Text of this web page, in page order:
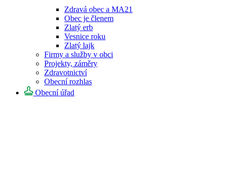
Zdravá obec a MA21
Obec je členem
Zlatý erb
Vesnice roku
Zlatý lajk
Firmy a služby v obci
Projekty, záměry
Zdravotnictví
Obecní rozhlas
Obecní úřad